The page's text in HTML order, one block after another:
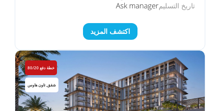
تاريخ التسليمAsk manager
اكتشف المزيد
خطة دفع 80/20
شقق, تاون هاوس